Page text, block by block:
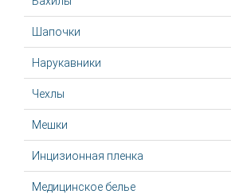
Шапочки
Нарукавники
Чехлы
Мешки
Инцизионная пленка
Медицинское белье